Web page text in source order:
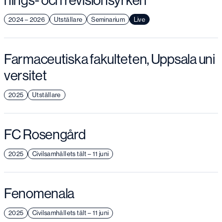
2024 – 2026 Utställare Seminarium Live
Farmaceutiska fakulteten, Uppsala uni
versitet
2025 Utställare
FC Rosengård
2025 Civilsamhällets tält – 11 juni
Fenomenala
2025 Civilsamhällets tält – 11 juni